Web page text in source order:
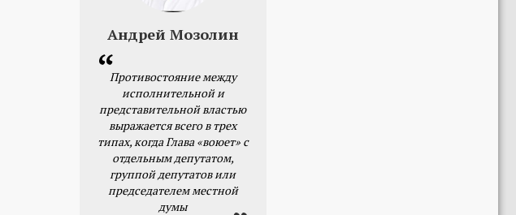
Андрей Мозолин
Противостояние между
исполнительной и
представительной властью
выражается всего в трех
типах, когда Глава «воюет» с
отдельным депутатом,
группой депутатов или
председателем местной
думы